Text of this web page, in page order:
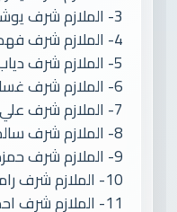
3- الملازم شرف يوشع الحسن
4- الملازم شرف فهد اليوسف
5- الملازم شرف دياب هدال
6- الملازم شرف غسان عطايا
7- الملازم شرف علي الأدرع
8- الملازم شرف سالم خليل
9- الملازم شرف حمزة شيخوني
10- الملازم شرف رامي الحريري
11- الملازم شرف احمد صقور